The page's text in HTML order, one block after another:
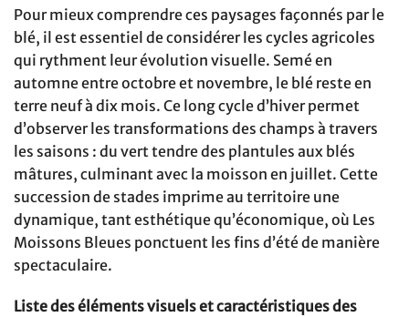
Pour mieux comprendre ces paysages façonnés par le
blé, il est essentiel de considérer les cycles agricoles
qui rythment leur évolution visuelle. Semé en
automne entre octobre et novembre, le blé reste en
terre neuf à dix mois. Ce long cycle d’hiver permet
d’observer les transformations des champs à travers
les saisons : du vert tendre des plantules aux blés
mâtures, culminant avec la moisson en juillet. Cette
succession de stades imprime au territoire une
dynamique, tant esthétique qu’économique, où Les
Moissons Bleues ponctuent les fins d’été de manière
spectaculaire.
Liste des éléments visuels et caractéristiques des